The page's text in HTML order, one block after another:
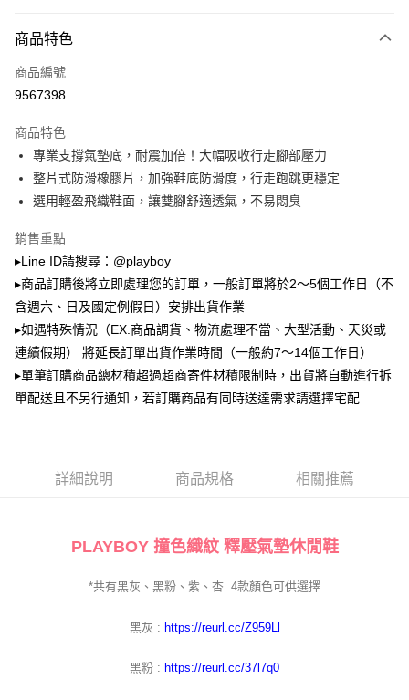
2.付款方式選擇「大哥付你分期」，訂單成立後會自動跳轉到大哥付的交易
成交易。
3.實際核准額度、可分期數及費用金額請依後續交易確認頁面所載為準。
消。如遇「轉專審核」未通過狀況，表示未達大哥付你分期系統評分，恕無
法說明評估內容。
【繳款方式說明】
1.分期款項不併入電信帳單，「大哥付你分期」於每月結算日後寄送繳費提
2.透過簡訊連結打開帳單後，可選擇「超商條碼／台灣大直營門市／銀行轉
【注意事項】
1.本服務係由「台灣大哥大股份有限公司」（以下簡稱本公司）所提供，讓
用戶於交易時，得透過本服務購買商品或服務，並由商店將買賣／分期付款
買賣價金債權讓與本公司後，依約使用本公司帳單繳交帳款。
2.基於同意付款使用「大哥付你分期」之契約關係目的，商店將以您的個人
資料（包含姓名、電話或地址）提供予台灣大哥大進項蒐集、處理及利用，
由本公司與您本人進行分期帳單所需資料之確認、核對及更正。
3.完整用戶服務條款，請詳閱以下連結：https://oppay.tw/userRule
運送方式
全家取貨付款
付款後全家取貨
每筆NT$100，滿NT$700(含以上)免運費
每筆NT$100，滿NT$900(含以上)免運費
付款後萊爾富取貨
7-11取貨付款
每筆NT$100，滿NT$900(含以上)免運費
付款後7-11取貨
每筆NT$100，滿NT$700(含以上)免運費
商品特色
商品編號
9567398
商品特色
專業支撐氣墊底，耐震加倍！大幅吸收行走腳部壓力
整片式防滑橡膠片，加強鞋底防滑度，行走跑跳更穩定
選用輕盈飛織鞋面，讓雙腳舒適透氣，不易悶臭
銷售重點
▸Line ID請搜尋：@playboy
▸商品訂購後將立即處理您的訂單，一般訂單將於2～5個工作日（不
含週六、日及國定例假日）安排出貨作業
▸如遇特殊情況（EX.商品調貨、物流處理不當、大型活動、天災或
連續假期） 將延長訂單出貨作業時間（一般約7～14個工作日）
▸單筆訂購商品總材積超過超商寄件材積限制時，出貨將自動進行拆
單配送且不另行通知，若訂購商品有同時送達需求請選擇宅配
詳細說明 商品規格 相關推薦
PLAYBOY 撞色織紋 釋壓氣墊休閒鞋
*共有黑灰、黑粉、紫 、 杏 4款顏色可供選擇
黑灰 : https://reurl.cc/Z959Ll
黑粉 : https://reurl.cc/37l7q0